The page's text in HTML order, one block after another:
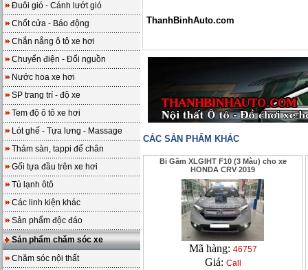
Đuôi gió - Cánh lướt gió
Chốt cửa - Báo động
Chắn nắng ô tô xe hơi
Chuyển điện - Đổi nguồn
Nước hoa xe hơi
SP trang trí - độ xe
Tem độ ô tô xe hơi
Lót ghế - Tựa lưng - Massage
Thảm sàn, tappi để chân
Gối tựa đầu trên xe hơi
Tủ lạnh ôtô
Các linh kiện khác
Sản phẩm độc đáo
Sản phẩm chăm sóc xe
Chăm sóc nội thất
ThanhBinhAuto.com
CÁC SẢN PHẨM KHÁC
Bi Gầm XLGIHT F10 (3 Màu) cho xe
HONDA CRV 2019
Mã hàng: 46757
Giá: Call